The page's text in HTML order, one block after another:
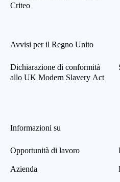
Criteo
Avvisi per il Regno Unito
Dichiarazione di conformità
allo UK Modern Slavery Act
Informazioni su
Opportunità di lavoro
Azienda